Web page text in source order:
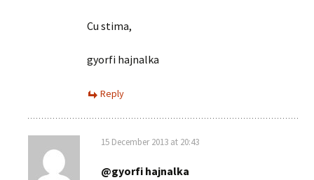
Cu stima,
gyorfi hajnalka
Reply
15 December 2013 at 20:43
@gyorfi hajnalka